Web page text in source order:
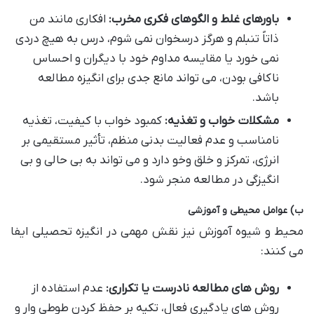
باورهای غلط و الگوهای فکری مخرب: افکاری مانند من
ذاتاً تنبلم و هرگز درسخوان نمی شوم، درس به هیچ دردی
نمی خورد یا مقایسه مداوم خود با دیگران و احساس
ناکافی بودن، می تواند مانع جدی برای انگیزه مطالعه
باشد.
مشکلات خواب و تغذیه: کمبود خواب با کیفیت، تغذیه
نامناسب و عدم فعالیت بدنی منظم، تأثیر مستقیمی بر
انرژی، تمرکز و خلق وخو دارد و می تواند به بی حالی و بی
انگیزگی در مطالعه منجر شود.
ب) عوامل محیطی و آموزشی
محیط و شیوه آموزش نیز نقش مهمی در انگیزه تحصیلی ایفا
می کنند:
روش های مطالعه نادرست یا تکراری: عدم استفاده از
روش های یادگیری فعال، تکیه بر حفظ کردن طوطی وار و